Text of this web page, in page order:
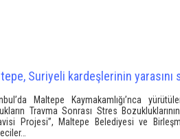
Suriyeli kardeşlerinin yarasını
Maltepe Kaymakamlığı’nca
Travma Sonrası Stres
Projesi”, Maltepe Belediyesi ve